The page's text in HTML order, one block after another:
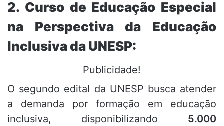
2. Curso de Educação Especial
na Perspectiva da Educação
Inclusiva da UNESP:
Publicidade!
O segundo edital da UNESP busca atender
a demanda por formação em educação
inclusiva, disponibilizando 5.000